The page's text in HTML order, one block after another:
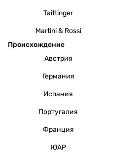
Taittinger
Martini & Rossi
Происхождение
Австрия
Германия
Испания
Португалия
Франция
ЮАР